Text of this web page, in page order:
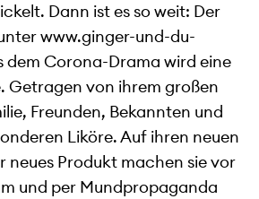
Dann ist es so weit: Der
www.ginger-und-du-
dem Corona-Drama wird eine
Getragen von ihrem großen
Freunden, Bekannten und
Liköre. Auf ihren neuen
neues Produkt machen sie vor
und per Mundpropaganda